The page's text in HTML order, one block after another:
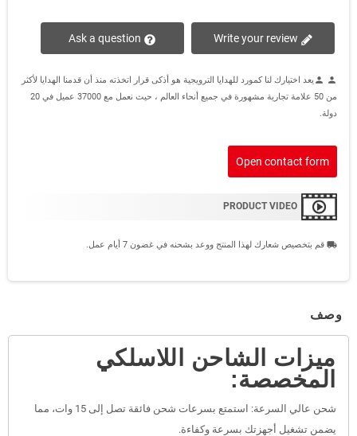
person
person يعد اختيارك لنا كمورد للهدايا الترويجية هو أذكى قرار اتخذته منذ أن قدمنا الهدايا لأكثر
من 50 علامة تجارية مشهورة في جميع أنحاء العالم ، حيث نعمل مع 37000 عميل في 20
دولة.
Open contact form
PRODUCT VIDEO
local_shipping قم بتخصيص شعارك لهذا المنتج ووعد بشحنه في غضون 7 أيام عمل.
وصف
ميزات الشاحن اللاسلكي
المخصصة:
شحن عالي السرعة: استمتع بسرعات شحن فائقة تصل إلى 15 وات، مما
يضمن تشغيل أجهزتك بسرعة وكفاءة.